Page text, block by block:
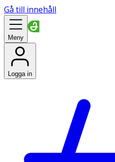
Gå till innehåll
Meny
Logga in